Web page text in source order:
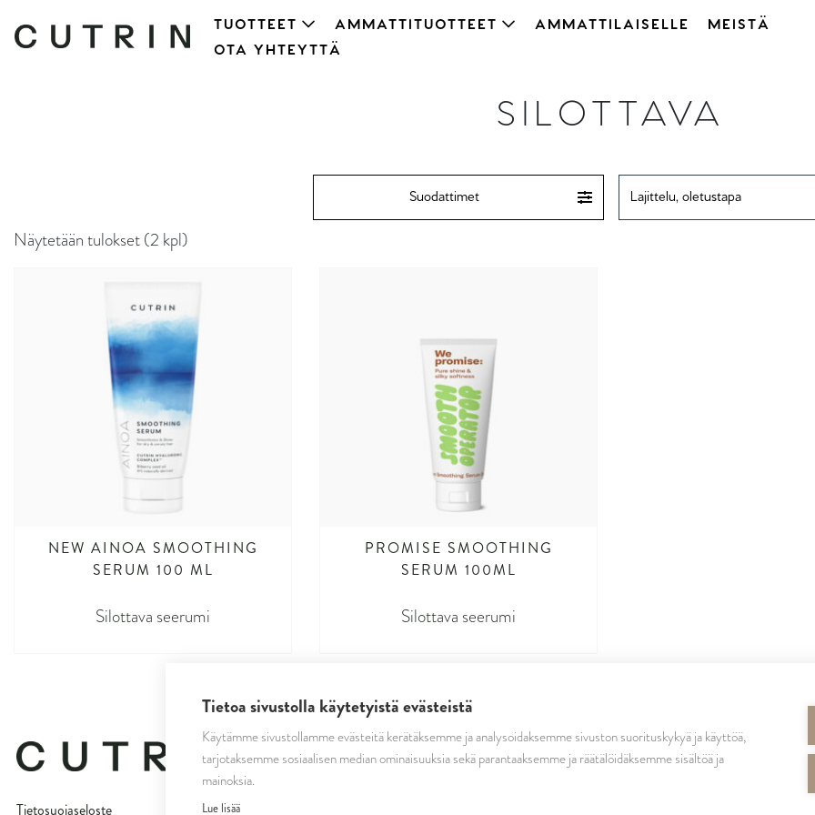
TUOTTEET AMMATTITUOTTEET AMMATTILAISELLE
MEISTÄ
OTA YHTEYTTÄ
SILOTTAVA
Suodattimet
Näytetään tulokset (2 kpl)
NEW AINOA SMOOTHING
SERUM 100 ML
Silottava seerumi
PROMISE SMOOTHING
SERUM 100ML
Silottava seerumi
Tietosuojaseloste
SEURAA MEITÄ
Tietoa sivustolla käytetyistä evästeistä
Käytämme sivustollamme evästeitä kerätäksemme ja analysoidaksemme sivuston suorituskykyä ja käyttöä,
tarjotaksemme sosiaalisen median ominaisuuksia sekä parantaaksemme ja räätälöidäksemme sisältöä ja
mainoksia.
Lue lisää